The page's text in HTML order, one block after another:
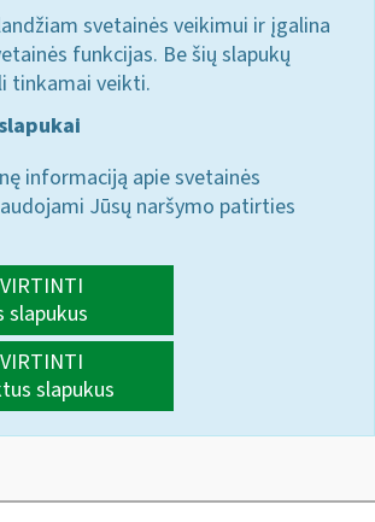
svetainės veikimui ir įgalina
funkcijas. Be šių slapukų
tinkamai veikti.
informaciją apie svetainės
Jūsų naršymo patirties
slapukus
slapukus